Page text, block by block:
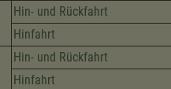
Hin- und Rückfahrt
Hinfahrt
Hin- und Rückfahrt
Hinfahrt